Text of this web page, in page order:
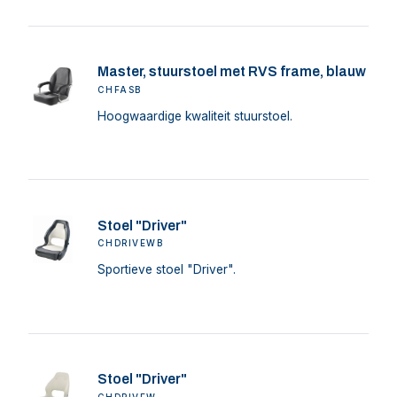
Master, stuurstoel met RVS frame, blauw
CHFASB
Hoogwaardige kwaliteit stuurstoel.
Stoel "Driver"
CHDRIVEWB
Sportieve stoel "Driver".
Stoel "Driver"